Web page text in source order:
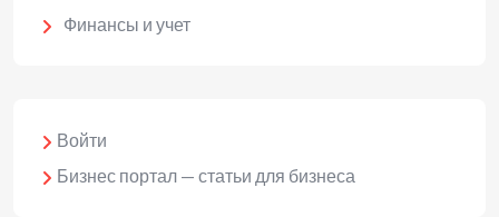
Финансы и учет
Войти
Бизнес портал — статьи для бизнеса